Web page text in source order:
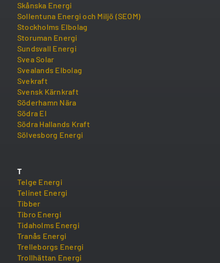
Skånska Energi
Sollentuna Energi och Miljö (SEOM)
Stockholms Elbolag
Storuman Energi
Sundsvall Energi
Svea Solar
Svealands Elbolag
Svekraft
Svensk Kärnkraft
Söderhamn Nära
Södra El
Södra Hallands Kraft
Sölvesborg Energi
T
Telge Energi
Telinet Energi
Tibber
Tibro Energi
Tidaholms Energi
Tranås Energi
Trelleborgs Energi
Trollhättan Energi